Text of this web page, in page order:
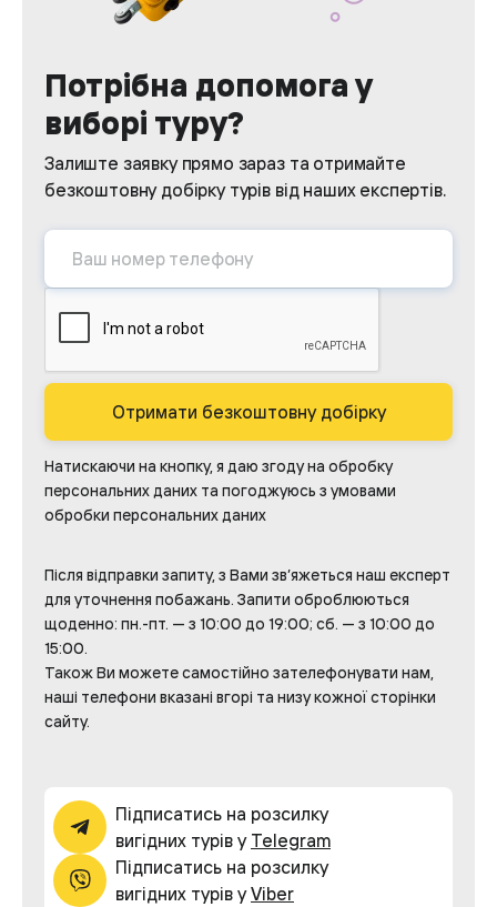
Потрібна допомога у
виборі туру?
Залиште заявку прямо зараз та отримайте
безкоштовну добірку турів від наших експертів.
Отримати безкоштовну добірку
Натискаючи на кнопку, я даю згоду на обробку
персональних даних та погоджуюсь з умовами
обробки персональних даних
Після відправки запиту, з Вами зв’яжеться наш експерт
для уточнення побажань. Запити оброблюються
щоденно: пн.-пт. — з 10:00 до 19:00; сб. — з 10:00 до
15:00.
Також Ви можете самостійно зателефонувати нам,
наші телефони вказані вгорі та низу кожної сторінки
сайту.
Підписатись на розсилку
вигідних турів у Telegram
Підписатись на розсилку
вигідних турів уViber